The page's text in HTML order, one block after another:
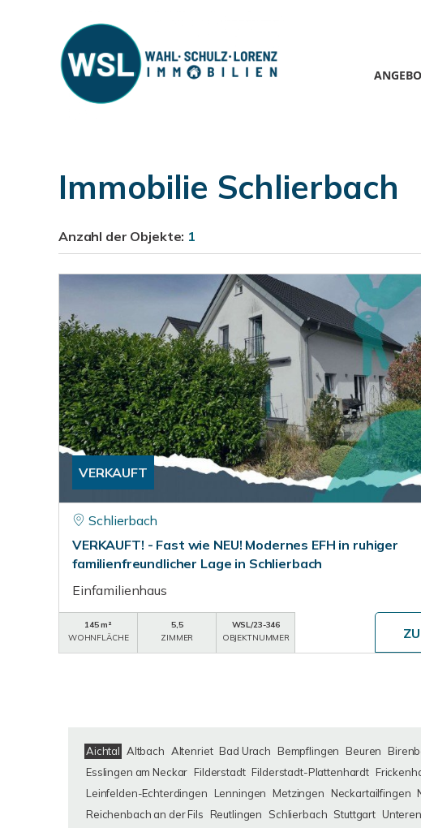
Immobilie Schlierbach
Anzahl der Objekte: 1
VERKAUFT
Schlierbach
VERKAUFT! - Fast wie NEU! Modernes EFH in ruhiger
familienfreundlicher Lage in Schlierbach
Einfamilienhaus
145 m²
WOHNFLÄCHE
5,5
ZIMMER
WSL/23-346
OBJEKTNUMMER
Aichtal Altbach Altenriet Bad Urach Bempflingen Beuren
Esslingen am Neckar Filderstadt Filderstadt-Plattenhardt
Leinfelden-Echterdingen
Lenningen Metzingen Neckartailfingen
Reichenbach an der Fils
Reutlingen Schlierbach Stuttgart